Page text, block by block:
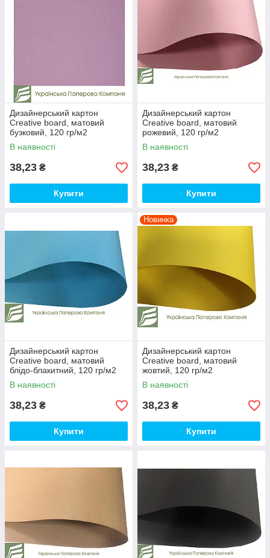
Дизайнерський картон
Creative board, матовий
бузковий, 120 гр/м2
В наявності
38,23 ₴
Купити
Дизайнерський картон
Creative board, матовий
рожевий, 120 гр/м2
В наявності
38,23 ₴
Купити
Дизайнерський картон
Creative board, матовий
блідо-блакитний, 120 гр/м2
В наявності
38,23 ₴
Купити
Новинка
Дизайнерський картон
Creative board, матовий
жовтий, 120 гр/м2
В наявності
38,23 ₴
Купити